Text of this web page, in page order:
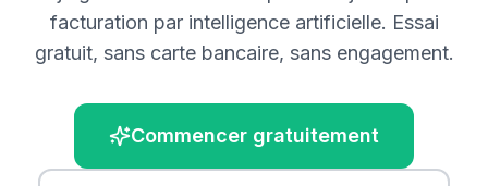
facturation par intelligence artificielle. Essai
gratuit, sans carte bancaire, sans engagement.
Commencer gratuitement